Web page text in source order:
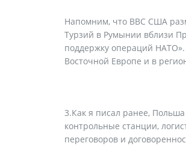
Напомним, что ВВС США
Турзий в Румынии вблизи
поддержку операций
Восточной Европе и в
3.Как я писал ранее,
контрольные станции,
переговоров и